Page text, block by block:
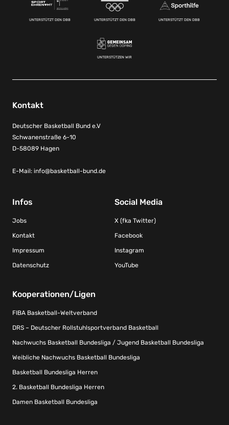
UNTERSTÜTZT DEN DBB UNTERSTÜTZT DEN DBB UNTERSTÜTZT DEN DBB
UNTERSTÜTZEN WIR
Kontakt
Deutscher Basketball Bund e.V
Schwanenstraße 6-10
D-58089 Hagen
E-Mail: info@basketball-bund.de
Infos
Jobs
Kontakt
Impressum
Datenschutz
Social Media
X (fka Twitter)
Facebook
Instagram
YouTube
Kooperationen/Ligen
FIBA Basketball-Weltverband
DRS – Deutscher Rollstuhlsportverband Basketball
Nachwuchs Basketball Bundesliga / Jugend Basketball Bundesliga
Weibliche Nachwuchs Basketball Bundesliga
Basketball Bundesliga Herren
2. Basketball Bundesliga Herren
Damen Basketball Bundesliga